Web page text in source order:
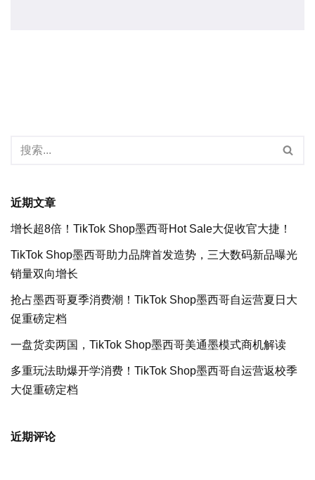
近期文章
增长超8倍！TikTok Shop墨西哥Hot Sale大促收官大捷！
TikTok Shop墨西哥助力品牌首发造势，三大数码新品曝光
销量双向增长
抢占墨西哥夏季消费潮！TikTok Shop墨西哥自运营夏日大
促重磅定档
一盘货卖两国，TikTok Shop墨西哥美通墨模式商机解读
多重玩法助爆开学消费！TikTok Shop墨西哥自运营返校季
大促重磅定档
近期评论